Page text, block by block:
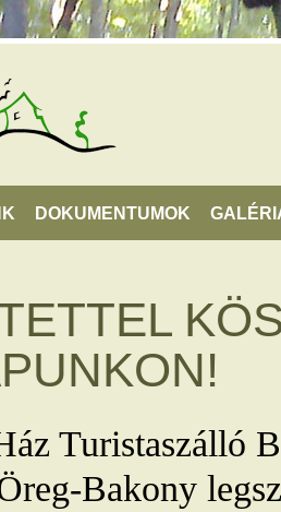
DOKUMENTUMOK
Turistaszálló
Bakony